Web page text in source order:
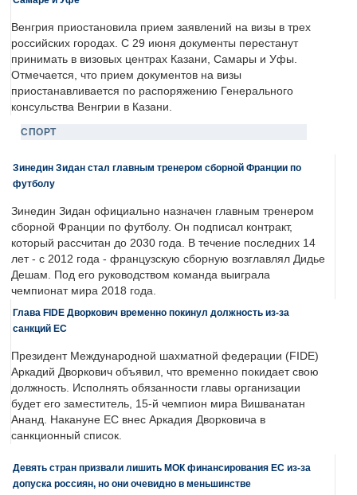
Венгрия приостановила прием заявлений на визы в трех
российских городах. С 29 июня документы перестанут
принимать в визовых центрах Казани, Самары и Уфы.
Отмечается, что прием документов на визы
приостанавливается по распоряжению Генерального
консульства Венгрии в Казани.
СПОРТ
Зинедин Зидан стал главным тренером сборной Франции по
футболу
Зинедин Зидан официально назначен главным тренером
сборной Франции по футболу. Он подписал контракт,
который рассчитан до 2030 года. В течение последних 14
лет - с 2012 года - французскую сборную возглавлял Дидье
Дешам. Под его руководством команда выиграла
чемпионат мира 2018 года.
Глава FIDE Дворкович временно покинул должность из-за
санкций ЕС
Президент Международной шахматной федерации (FIDE)
Аркадий Дворкович объявил, что временно покидает свою
должность. Исполнять обязанности главы организации
будет его заместитель, 15-й чемпион мира Вишванатан
Ананд. Накануне ЕС внес Аркадия Дворковича в
санкционный список.
Девять стран призвали лишить МОК финансирования ЕС из-за
допуска россиян, но они очевидно в меньшинстве